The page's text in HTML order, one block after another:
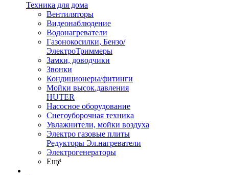
Техника для дома
Вентиляторы
Видеонаблюдение
Водонагреватели
Газонокосилки, Бензо/
ЭлектроТриммеры
Замки, доводчики
Звонки
Кондиционеры/фитинги
Мойки высок.давления
HUTER
Насосное оборудование
Снегоуборочная техника
Увлажнители, мойки воздуха
Электро газовые плиты
Редукторы Эл.нагреватели
Электрогенераторы
Ещё